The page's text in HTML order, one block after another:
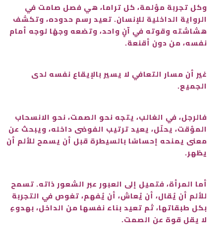
وكل تجربة مؤلمة، كل تراما، هي فصل صامت في
الرواية الداخلية للإنسان. تعيد رسم حدوده، وتكشف
هشاشته وقوته في آنٍ واحد، وتضعه وجهًا لوجه أمام
نفسه، من دون أقنعة.
غير أن مسار التعافي لا يسير بالإيقاع نفسه لدى
الجميع.
فالرجل، في الغالب، يتجه نحو الصمت، نحو الانسحاب
المؤقت، يحلّل، يعيد ترتيب الفوضى داخله، ويبحث عن
معنى يمنحه إحساسًا بالسيطرة قبل أن يسمح للألم أن
يظهر.
أما المرأة، فتميل إلى العبور عبر الشعور ذاته. تسمح
للألم أن يُقال، أن يُعاش، أن يُفهم، تغوص في التجربة
بكل طبقاتها، ثم تعيد بناء نفسها من الداخل، بهدوءٍ
لا يقل قوة عن الصمت.